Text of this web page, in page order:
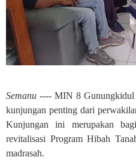
Semanu ---- MIN 8 Gunungkidul
kunjungan penting dari
Kunjungan ini merupakan
revitalisasi Program Hibah
madrasah.